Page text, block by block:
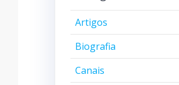
Artigos
Biografia
Canais